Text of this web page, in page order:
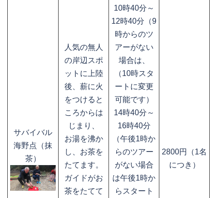
サバイバル
海野点（抹
茶）
人気の無人
の岸辺スポ
ットに上陸
後、薪に火
をつけると
ころからは
じまり、
お湯を沸か
し、お茶を
たてます。
ガイドがお
茶をたてて
10時40分～
12時40分（9
時からのツ
アーがない
場合は、
（10時スタ
ートに変更
可能です）
14時40分～
16時40分
（午後1時か
らのツアー
がない場合
は午後1時か
らスタート
2800円（1名
につき）